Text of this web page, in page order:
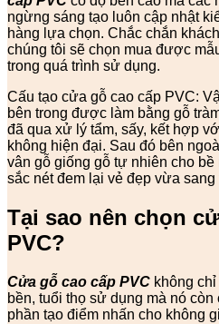
ngừng sáng tạo luôn cập nhật
hàng lựa chọn. Chắc chắn
chúng tôi sẽ chọn mua được
trong quá trình sử dụng.
Cấu tạo cửa gỗ cao cấp PVC:
bên trong được làm bằng gỗ
đã qua xử lý tẩm, sấy, kết hợp
không hiện đại. Sau đó bên
vân gỗ giống gỗ tự nhiên cho bề
sắc nét đem lại vẻ đẹp vừa
Tại sao nên chọn
PVC?
Cửa gỗ cao cấp PVC không
bền, tuổi thọ sử dụng mà nó
phần tạo điểm nhấn cho không